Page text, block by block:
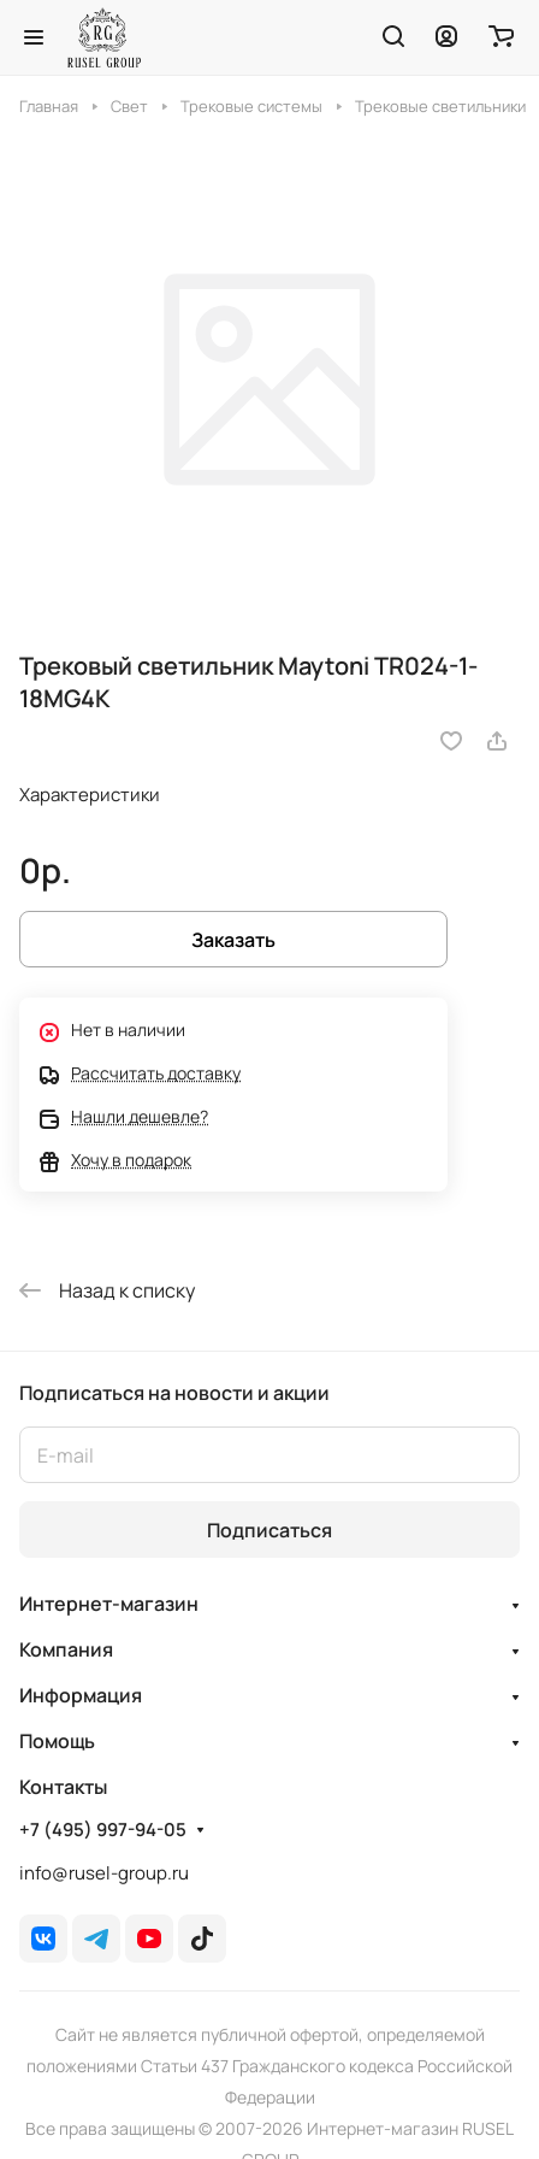
Главная Свет Трековые системы Трековые светильники
Трековый светильник Maytoni TR024-1-
18MG4K
Характеристики
0р.
Заказать
Нет в наличии
Рассчитать доставку
Нашли дешевле?
Хочу в подарок
Назад к списку
Подписаться на новости и акции
Подписаться
Интернет-магазин
Компания
Информация
Помощь
Контакты
+7 (495) 997-94-05
info@rusel-group.ru
Сайт не является публичной офертой, определяемой
положениями Статьи 437 Гражданского кодекса Российской
Федерации
Все права защищены © 2007-2026 Интернет-магазин RUSEL